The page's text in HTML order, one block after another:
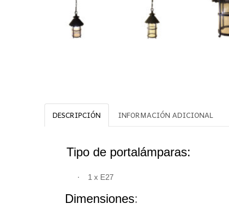
DESCRIPCIÓN INFORMACIÓN ADICIONAL
Tipo de portalámparas:
· 1 x E27
Dimensiones